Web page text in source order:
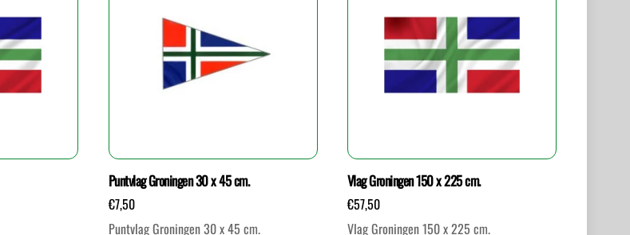
Puntvlag Groningen 30 x 45 cm.
€7,50
Puntvlag Groningen 30 x 45 cm.
Vlag Groningen 150 x 225 cm.
€57,50
Vlag Groningen 150 x 225 cm.